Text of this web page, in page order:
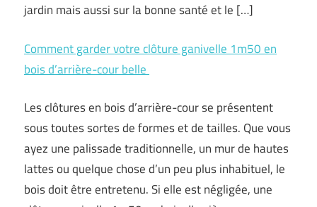
jardin mais aussi sur la bonne santé et le […]
Comment garder votre clôture ganivelle 1m50 en
bois d’arrière-cour belle
Les clôtures en bois d’arrière-cour se présentent
sous toutes sortes de formes et de tailles. Que vous
ayez une palissade traditionnelle, un mur de hautes
lattes ou quelque chose d’un peu plus inhabituel, le
bois doit être entretenu. Si elle est négligée, une